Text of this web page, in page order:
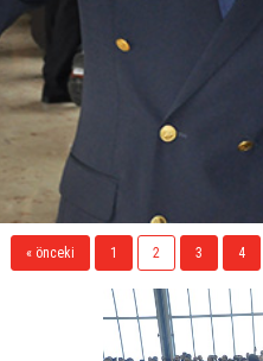
« önceki 1 2 3 4